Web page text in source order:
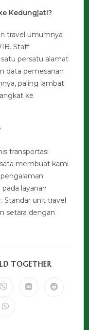
Kedungjati?
travel umumnya
Staff
persatu alamat
data pemesanan
paling lambat
ke
transportasi
membuat kami
layanan
Standar unit travel
setara dengan
TOGETHER